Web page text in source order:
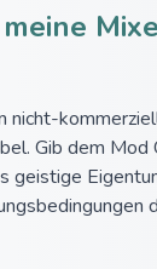
nicht-
Gib dem Mod
geistige